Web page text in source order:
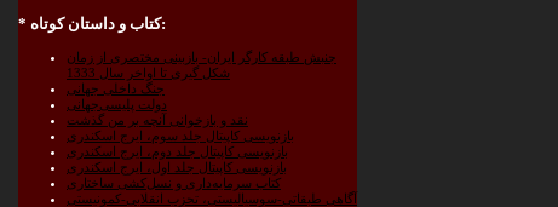
* کتاب و داستان کوتاه:
جنبش طبقه کارگر ایران- بازبینی مختصری از زمان
شکل گیری تا اواخر سال 1333
جنگ داخلی جهانی
دولت پلیسی‌جهانی
نقد و بازخوانى آنچه بر من گذشت
بازنویسی کاپیتال جلد سوم، ایرج اسکندری
بازنویسی کاپیتال جلد دوم، ایرج اسکندری
بازنویسی کاپیتال جلد اول، ایرج اسکندری
کتاب سرمایه‌داری و نسل‌کشی ساختاری
آگاهی طبقاتی‌-سوسیالیستی، تحزب انقلابی‌-کمونیستی